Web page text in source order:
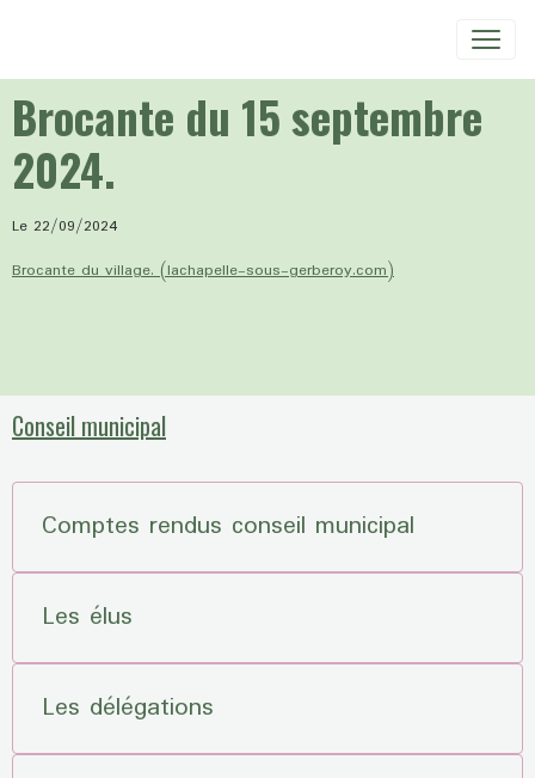
Brocante du 15 septembre
2024.
Le 22/09/2024
Brocante du village. (lachapelle-sous-gerberoy.com)
Conseil municipal
Comptes rendus conseil municipal
Les élus
Les délégations